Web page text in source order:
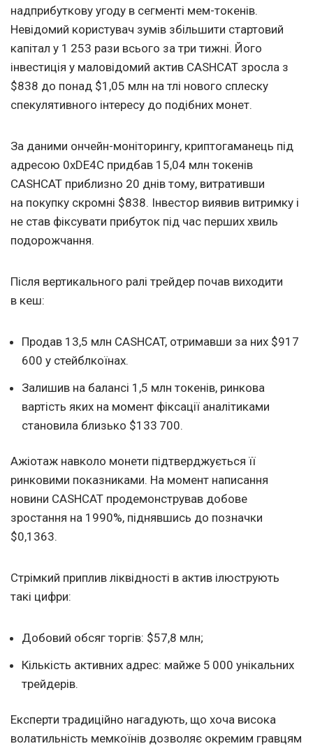
надприбуткову угоду в сегменті мем-токенів.
Невідомий користувач зумів збільшити стартовий
капітал у 1 253 рази всього за три тижні. Його
інвестиція у маловідомий актив CASHCAT зросла з
$838 до понад $1,05 млн на тлі нового сплеску
спекулятивного інтересу до подібних монет.
За даними ончейн-моніторингу, криптогаманець під
адресою 0xDE4C придбав 15,04 млн токенів
CASHCAT приблизно 20 днів тому, витративши
на покупку скромні $838. Інвестор виявив витримку і
не став фіксувати прибуток під час перших хвиль
подорожчання.
Після вертикального ралі трейдер почав виходити
в кеш:
Продав 13,5 млн CASHCAT, отримавши за них $917
600 у стейблкоїнах.
Залишив на балансі 1,5 млн токенів, ринкова
вартість яких на момент фіксації аналітиками
становила близько $133 700.
Ажіотаж навколо монети підтверджується її
ринковими показниками. На момент написання
новини CASHCAT продемонстрував добове
зростання на 1990%, піднявшись до позначки
$0,1363.
Стрімкий приплив ліквідності в актив ілюструють
такі цифри:
Добовий обсяг торгів: $57,8 млн;
Кількість активних адрес: майже 5 000 унікальних
трейдерів.
Експерти традиційно нагадують, що хоча висока
волатильність мемкоїнів дозволяє окремим гравцям